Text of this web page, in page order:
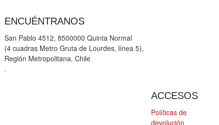
ENCUÉNTRANOS
San Pablo 4512, 8500000 Quinta Normal
(4 cuadras Metro Gruta de Lourdes, línea 5),
Región Metropolitana, Chile
.
ACCESOS
Políticas de
devolución